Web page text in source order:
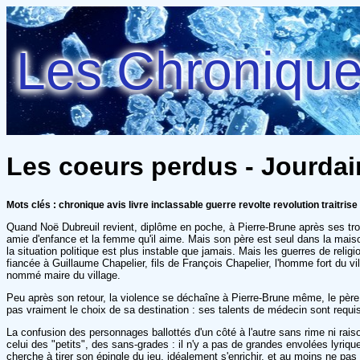
Les
Les coeurs perdus -
Mots clés : chronique avis livre inclassable guerre revolte revolution traitrise
Quand Noë Dubreuil revient, diplôme en poche, à Pierre-Brune après ses
amie d'enfance et la femme qu'il aime. Mais son père est seul dans la
la situation politique est plus instable que jamais. Mais les guerres de
fiancée à Guillaume Chapelier, fils de François Chapelier, l'homme fort du
nommé maire du village.
Peu après son retour, la violence se déchaîne à Pierre-Brune même, le
pas vraiment le choix de sa destination : ses talents de médecin sont
La confusion des personnages ballottés d'un côté à l'autre sans rime ni
celui des "petits", des sans-grades : il n'y a pas de grandes envolées
cherche à tirer son épingle du jeu, idéalement s'enrichir, et au moins ne